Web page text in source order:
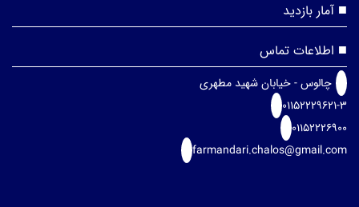
آمار بازدید
اطلاعات تماس
چالوس - خیابان شهید مطهری
01152229621-3
01152226900
farmandari.chalos@gmail.com